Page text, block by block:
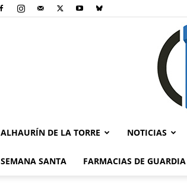
ALHAURÍN DE LA TORRE NOTICIAS
SEMANA SANTA FARMACIAS DE GUARDIA